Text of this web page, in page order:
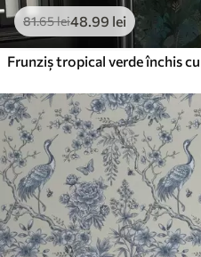
81.65lei48.99 lei